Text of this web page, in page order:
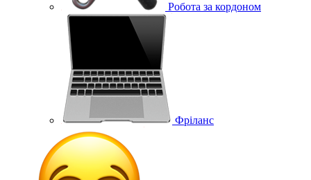
Робота за кордоном
Фріланс